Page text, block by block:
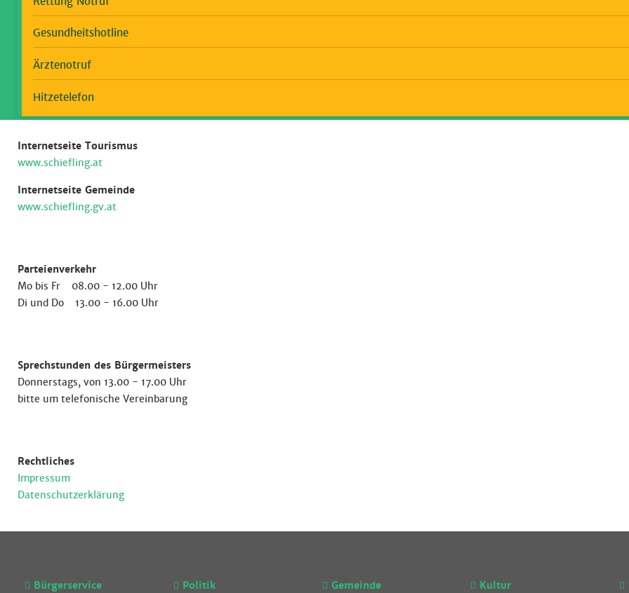
Gesundheitshotline
Ärztenotruf
Hitzetelefon
Internetseite Tourismus
www.schiefling.at
Internetseite Gemeinde
www.schiefling.gv.at
Parteienverkehr
Mo bis Fr 08.00 - 12.00 Uhr
Di und Do 13.00 - 16.00 Uhr
Sprechstunden des Bürgermeisters
Donnerstags, von 13.00 - 17.00 Uhr
bitte um telefonische Vereinbarung
Rechtliches
Impressum
Datenschutzerklärung
Bürgerservice
Politik
Gemeinde
Kultur